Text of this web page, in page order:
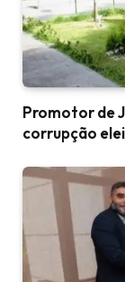
Promotor de
corrupção